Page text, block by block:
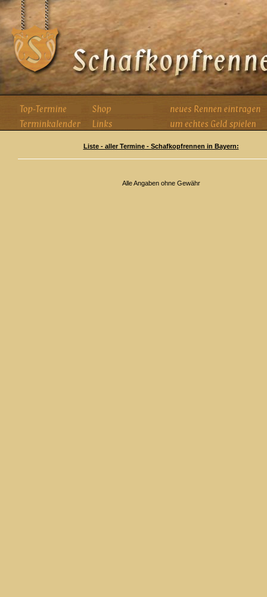
Liste - aller Termine - Schafkopfrennen in Bayern:
Alle Angaben ohne Gewähr